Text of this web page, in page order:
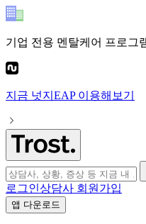
기업 전용 멘탈케어 프로그
지금 넛지EAP이용해보기
로그인상담사 회원가입
앱 다운로드